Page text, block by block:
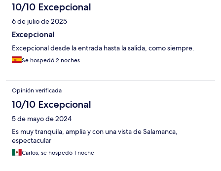
10/10 Excepcional
6 de julio de 2025
Excepcional
Excepcional desde la entrada hasta la salida, como siempre.
Se hospedó 2 noches
Opinión verificada
10/10 Excepcional
5 de mayo de 2024
Es muy tranquila, amplia y con una vista de Salamanca,
espectacular
Carlos, se hospedó 1 noche